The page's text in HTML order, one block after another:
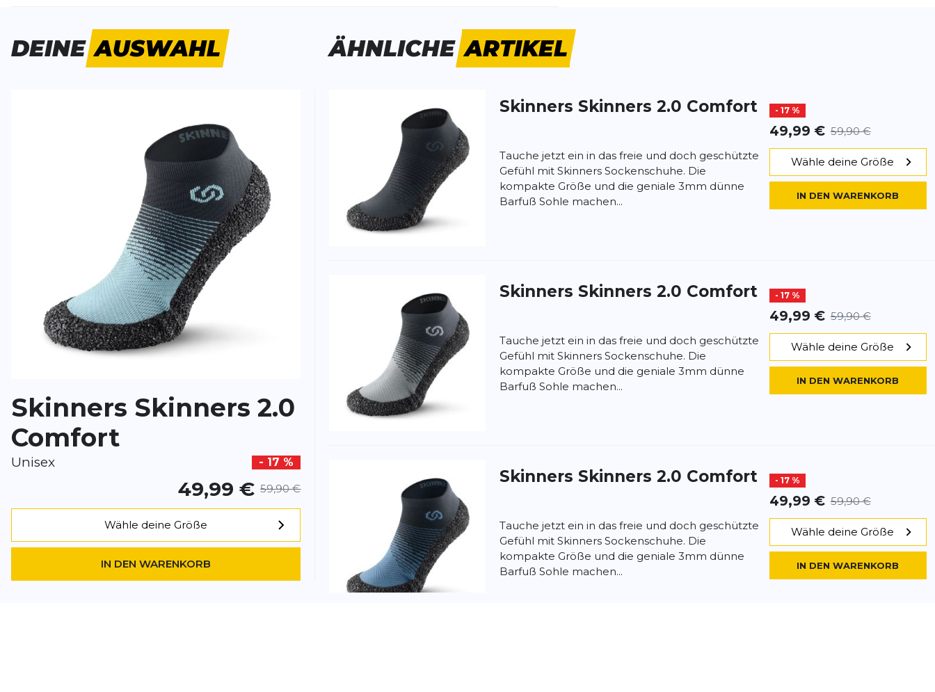
Bisher hat noch niemand dieses Produkt bewertet.
SCHREIBE EINE BEWERTUNG
Pflichtfelder
Dieses Formular ist durch reCAPTCHA geschützt – es gelten dieDatenschutzbestimmungenundNutzungsbedingungen
Google.
DEINEAUSWAHL
Skinners Skinners 2.0
Comfort
Unisex - 17 %
49,99 € 59,90 €
Wähle deine Größe
IN DEN WARENKORB
ÄHNLICHEARTIKEL
Skinners Skinners 2.0 Comfort - 17 %
49,99 € 59,90 €
Tauche jetzt ein in das freie und doch geschützte
Gefühl mit Skinners Sockenschuhe. Die
kompakte Größe und die geniale 3mm dünne
Barfuß Sohle machen...
Wähle deine Größe
IN DEN WARENKORB
Skinners Skinners 2.0 Comfort - 17 %
49,99 € 59,90 €
Tauche jetzt ein in das freie und doch geschützte
Gefühl mit Skinners Sockenschuhe. Die
kompakte Größe und die geniale 3mm dünne
Barfuß Sohle machen...
Wähle deine Größe
IN DEN WARENKORB
Skinners Skinners 2.0 Comfort - 17 %
49,99 € 59,90 €
Tauche jetzt ein in das freie und doch geschützte
Gefühl mit Skinners Sockenschuhe. Die
kompakte Größe und die geniale 3mm dünne
Barfuß Sohle machen...
Wähle deine Größe
IN DEN WARENKORB